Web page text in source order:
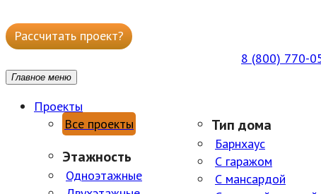
Рассчитать проект?
8 (800) 770-
Главное меню
Проекты
Все проекты
Этажность
Одноэтажные
Тип дома
Барнхаус
С гаражом
С мансардой